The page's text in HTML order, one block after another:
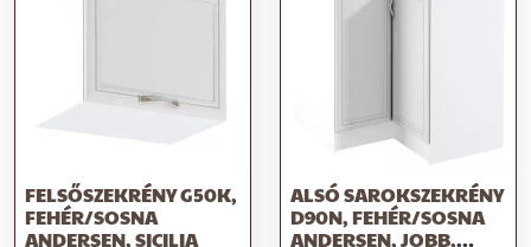
FELSŐSZEKRÉNY G50K,
FEHÉR/SOSNA
ANDERSEN, SICILIA
ALSÓ SAROKSZEKRÉNY
D90N, FEHÉR/SOSNA
ANDERSEN, JOBB,